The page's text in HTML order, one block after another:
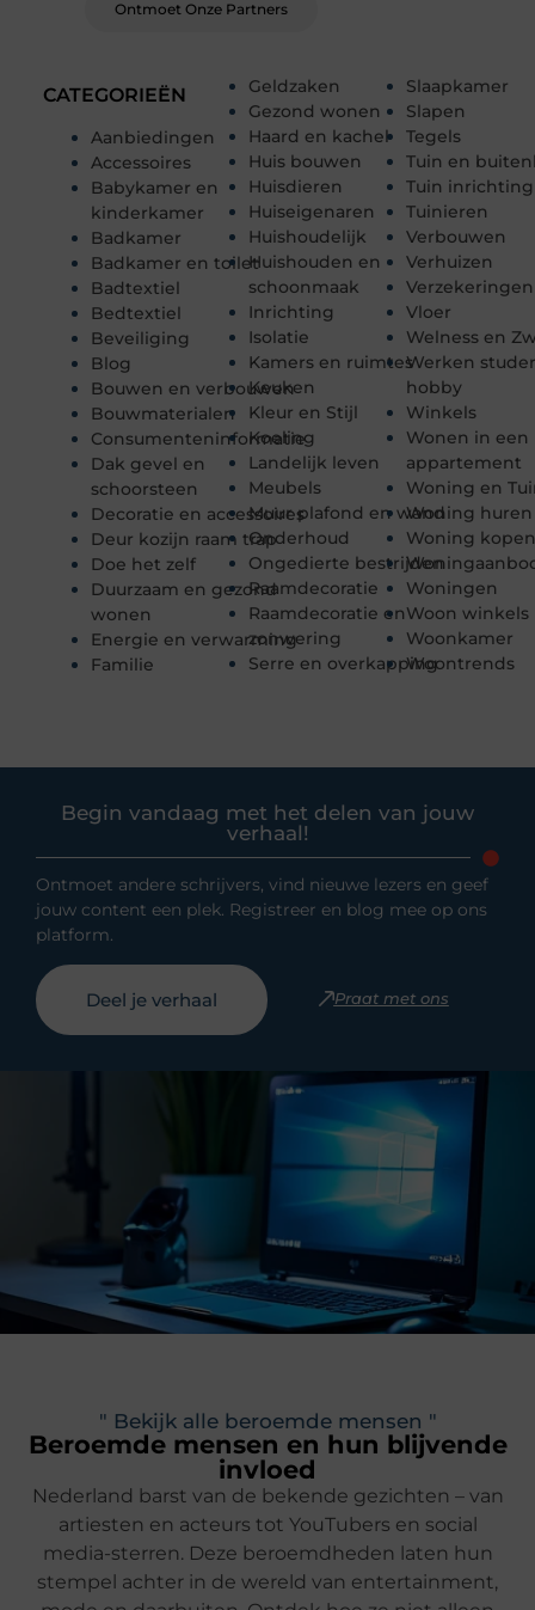
CATEGORIEËN
Aanbiedingen
Accessoires
Babykamer en
kinderkamer
Badkamer
Badkamer en toilet
Badtextiel
Bedtextiel
Beveiliging
Blog
Bouwen en verbouwen
Bouwmaterialen
Consumenteninformatie
Dak gevel en
schoorsteen
Decoratie en accessoires
Deur kozijn raam trap
Doe het zelf
Duurzaam en gezond
wonen
Energie en verwarming
Familie
Geldzaken
Gezond wonen
Haard en kachel
Huis bouwen
Huisdieren
Huiseigenaren
Huishoudelijk
Huishouden en
schoonmaak
Inrichting
Isolatie
Kamers en ruimtes
Keuken
Kleur en Stijl
Koeling
Landelijk leven
Meubels
Muur plafond en wand
Onderhoud
Ongedierte bestrijden
Raamdecoratie
Raamdecoratie en
zonwering
Serre en overkapping
Slaapkamer
Slapen
Tegels
Tuin en
Tuin inrichting
Tuinieren
Verbouwen
Verhuizen
Verzekeringen
Vloer
Welness en
Werken
hobby
Winkels
Wonen in een
appartement
Woning en
Woning huren
Woning
Woningen
Woon winkels
Woonkamer
Woontrends
Ontmoet Onze Partners
Begin vandaag met het delen van jouw
verhaal!
Ontmoet andere schrijvers, vind nieuwe lezers en geef
jouw content een plek. Registreer en blog mee op ons
platform.
Deel je verhaal Praat met ons
" Bekijk alle beroemde mensen "
Beroemde mensen en hun blijvende
invloed
Nederland barst van de bekende gezichten – van
artiesten en acteurs tot YouTubers en social
media-sterren. Deze beroemdheden laten hun
stempel achter in de wereld van entertainment,